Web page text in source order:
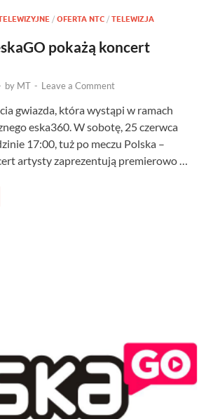
/ OFERTA NTC / TELEWIZJA
pokażą koncert
by MT - Leave a Comment
gwiazda, która wystąpi w ramach
eska360. W sobotę, 25 czerwca
17:00, tuż po meczu Polska –
artysty zaprezentują premierowo …